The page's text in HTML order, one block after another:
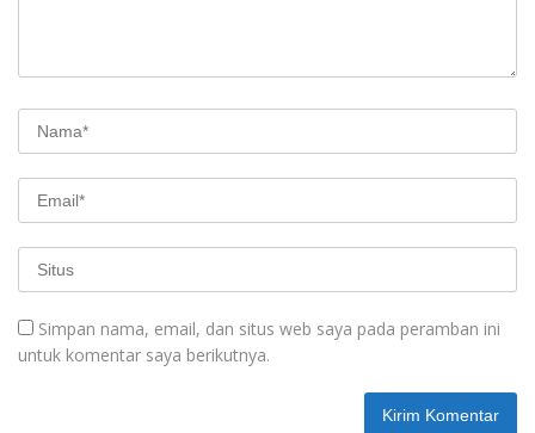
Simpan nama, email, dan situs web saya pada peramban ini
untuk komentar saya berikutnya.